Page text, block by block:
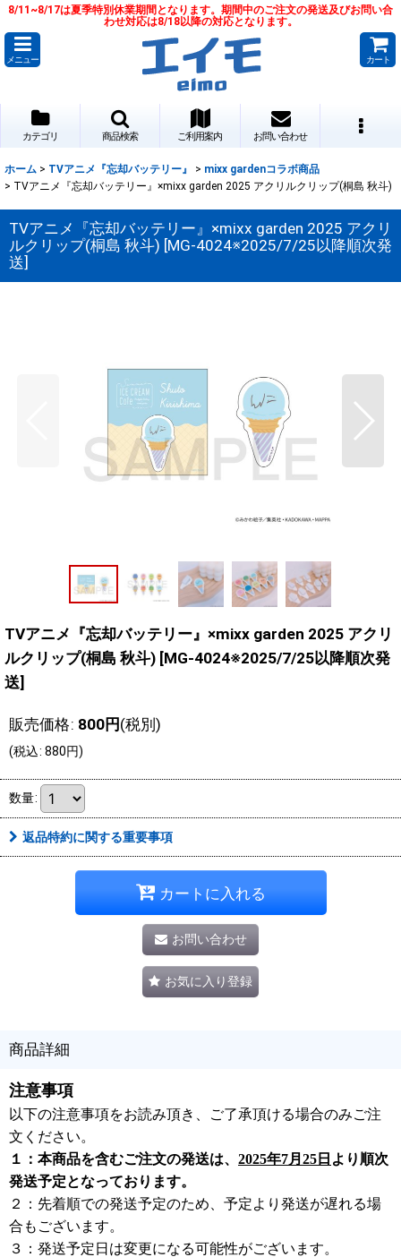
8/11~8/17は夏季特別休業期間となります。期間中のご注文の発送及びお問い合
わせ対応は8/18以降の対応となります。
メニュー カート
カテゴリ 商品検索 ご利用案内 お問い合わせ
ホーム > TVアニメ『忘却バッテリー』 > mixx gardenコラボ商品
> TVアニメ『忘却バッテリー』×mixx garden 2025 アクリルクリップ(桐島 秋斗)
TVアニメ『忘却バッテリー』×mixx garden 2025 アクリ
ルクリップ(桐島 秋斗) [MG-4024※2025/7/25以降順次発
送]
TVアニメ『忘却バッテリー』×mixx garden 2025 アクリ
ルクリップ(桐島 秋斗) [MG-4024※2025/7/25以降順次発
送]
販売価格: 800円 (税別)
(税込: 880円)
数量:
返品特約に関する重要事項
カートに入れる
お問い合わせ
お気に入り登録
商品詳細
注意事項
以下の注意事項をお読み頂き、ご了承頂ける場合のみご注
文ください。
１：本商品を含むご注文の発送は、 2025年7月25日 より順次
発送予定となっております。
２：先着順での発送予定のため、予定より発送が遅れる場
合もございます。
３：発送予定日は変更になる可能性がございます。